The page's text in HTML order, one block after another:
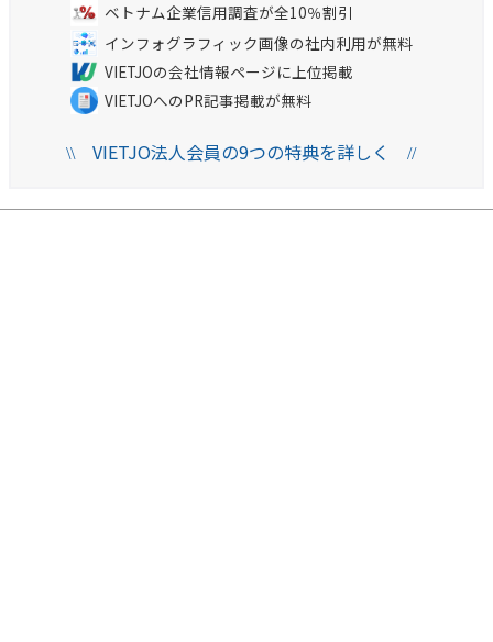
ベトナム企業信用調査が全10％割引
インフォグラフィック画像の社内利用が無料
VIETJOの会社情報ページに上位掲載
VIETJOへのPR記事掲載が無料
\\VIETJO法人会員の9つの特典を詳しく //